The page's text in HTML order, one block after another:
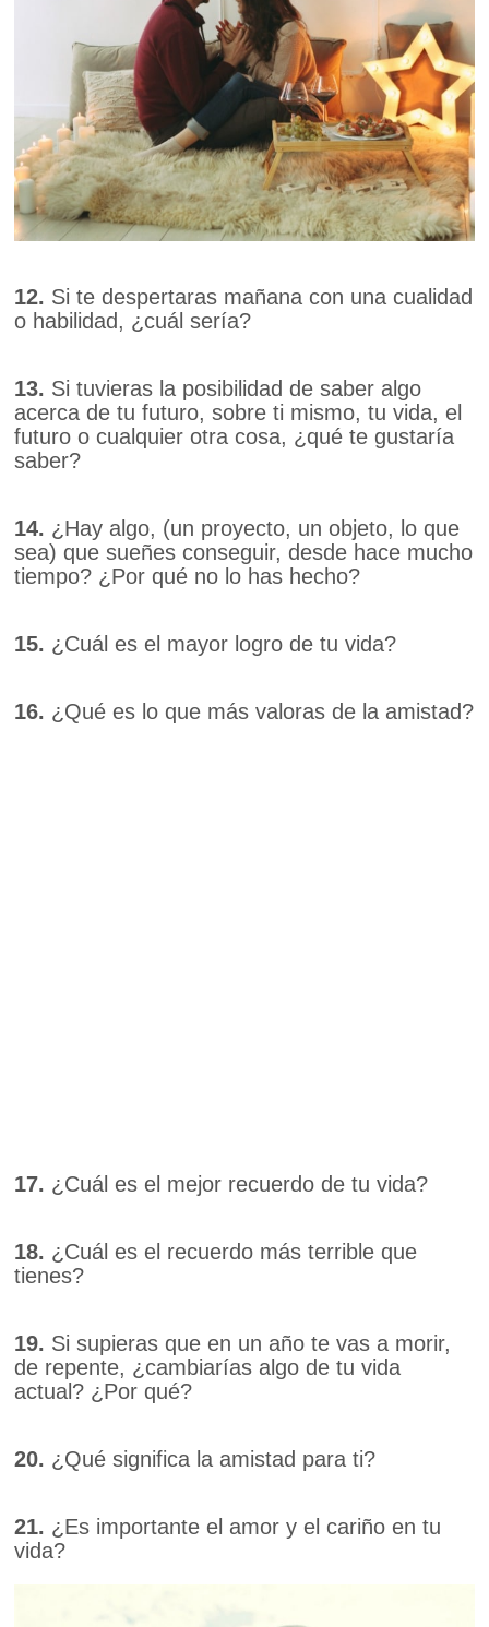
12. Si te despertaras mañana con una cualidad
o habilidad, ¿cuál sería?
13. Si tuvieras la posibilidad de saber algo
acerca de tu futuro, sobre ti mismo, tu vida, el
futuro o cualquier otra cosa, ¿qué te gustaría
saber?
14. ¿Hay algo, (un proyecto, un objeto, lo que
sea) que sueñes conseguir, desde hace mucho
tiempo? ¿Por qué no lo has hecho?
15. ¿Cuál es el mayor logro de tu vida?
16. ¿Qué es lo que más valoras de la amistad?
17. ¿Cuál es el mejor recuerdo de tu vida?
18. ¿Cuál es el recuerdo más terrible que
tienes?
19. Si supieras que en un año te vas a morir,
de repente, ¿cambiarías algo de tu vida
actual? ¿Por qué?
20. ¿Qué significa la amistad para ti?
21. ¿Es importante el amor y el cariño en tu
vida?